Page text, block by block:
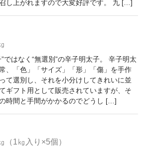
表示
し上がれますので大変好評です。 九 […]
”ではなく“無選別”の辛子明太子。 辛子明太
、「色」「サイズ」「形」「傷」を手作
て選別し、それを小分けしてきれいに並
ギフト用として販売されていますが、そ
時間と手間がかかるのでどうし […]
（1㎏入り×5個）